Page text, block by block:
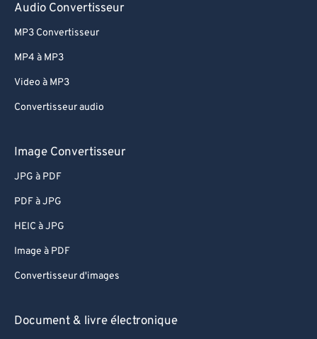
Audio Convertisseur
MP3 Convertisseur
MP4 à MP3
Video à MP3
Convertisseur audio
Image Convertisseur
JPG à PDF
PDF à JPG
HEIC à JPG
Image à PDF
Convertisseur d'images
Document & livre électronique